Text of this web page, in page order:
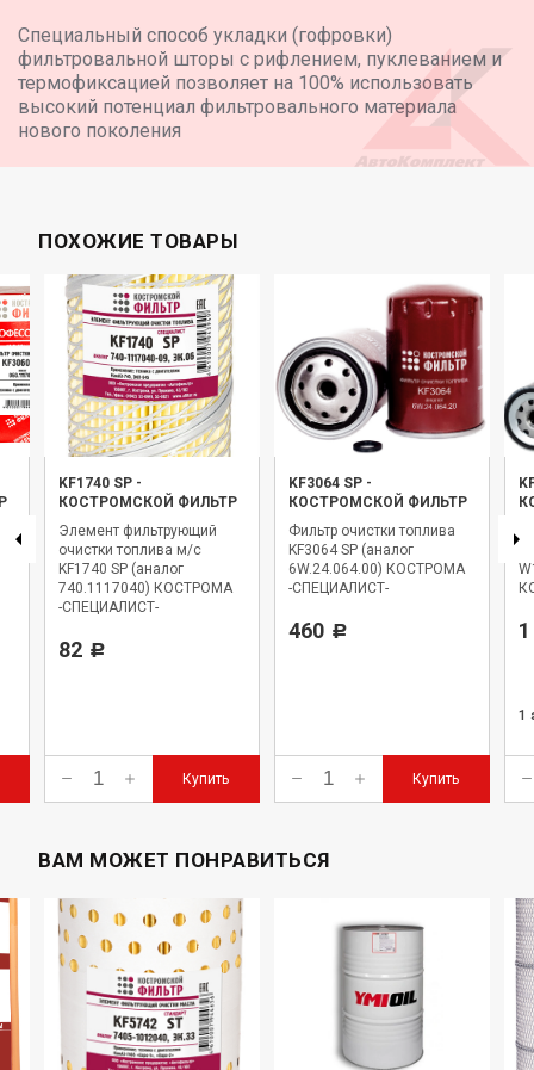
Специальный способ укладки (гофровки)
фильтровальной шторы с рифлением, пуклеванием и
термофиксацией позволяет на 100% использовать
высокий потенциал фильтровального материала
нового поколения
ПОХОЖИЕ ТОВАРЫ
KF1740 SP -
КОСТРОМСКОЙ ФИЛЬТР
Элемент фильтрующий
очистки топлива м/с
KF1740 SP (аналог
740.1117040) КОСТРОМА
-СПЕЦИАЛИСТ-
82 Р
Купить
KF3064 SP -
КОСТРОМСКОЙ ФИЛЬТР
Фильтр очистки топлива
KF3064 SP (аналог
6W.24.064.00) КОСТРОМА
-СПЕЦИАЛИСТ-
460 Р
Купить
1
ВАМ МОЖЕТ ПОНРАВИТЬСЯ